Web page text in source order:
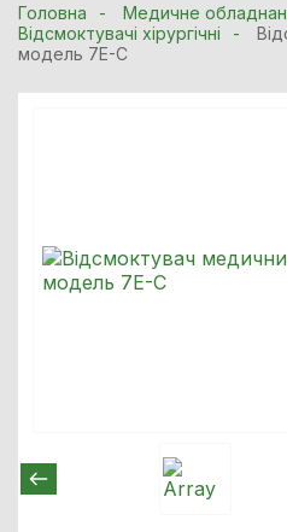
Головна Медичне
Відсмоктувачі хірургічні
модель 7E-C